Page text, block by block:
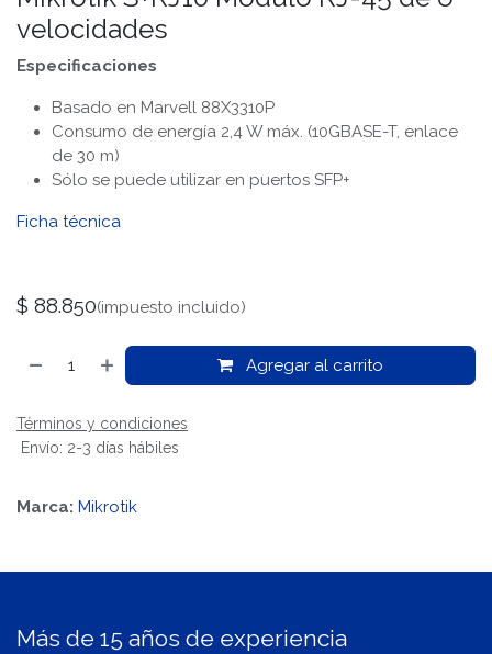
velocidades
Especificaciones
Basado en Marvell 88X3310P
Consumo de energía 2,4 W máx. (10GBASE-T, enlace
de 30 m)
Sólo se puede utilizar en puertos SFP+
Ficha técnica
$ 88.850(impuesto incluido)
Agregar al carrito
Términos y condiciones
Envío: 2-3 días hábiles
Marca: Mikrotik
Más de 15 años de experiencia